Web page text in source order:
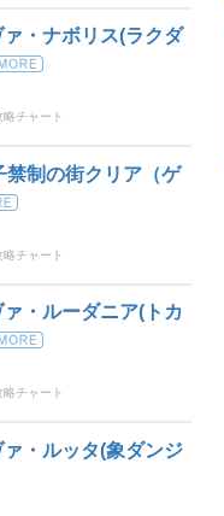
・ナボリス(ラクダ
略チャート
禁制の街クリア（ゲ
略チャート
・ルーダニア(トカ
略チャート
・ルッタ(象ダンジ